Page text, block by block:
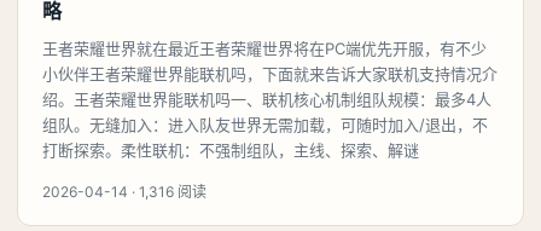
略
王者荣耀世界就在最近王者荣耀世界将在PC端优先开服，有不少
小伙伴王者荣耀世界能联机吗，下面就来告诉大家联机支持情况介
绍。王者荣耀世界能联机吗一、联机核心机制组队规模：最多4人
组队。无缝加入：进入队友世界无需加载，可随时加入/退出，不
打断探索。柔性联机：不强制组队，主线、探索、解谜
2026-04-14 · 1,316 阅读